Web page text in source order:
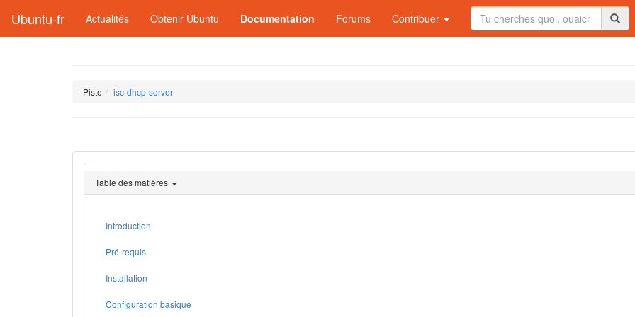
Ubuntu-fr Actualités Obtenir Ubuntu Documentation Forums Contribuer
Piste isc-dhcp-server
Table des matières
Introduction
Pré-requis
Installation
Configuration basique